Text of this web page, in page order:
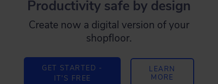
Productivity safe by design
Create now a digital version of your
shopfloor.
GET STARTED -
IT'S FREE
LEARN
MORE